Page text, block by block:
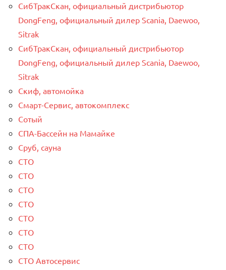
СибТракСкан, официальный дистрибьютор
DongFeng, официальный дилер Scania, Daewoo,
Sitrak
СибТракСкан, официальный дистрибьютор
DongFeng, официальный дилер Scania, Daewoo,
Sitrak
Скиф, автомойка
Смарт-Сервис, автокомплекс
Сотый
СПА-Бассейн на Мамайке
Сруб, сауна
СТО
СТО
СТО
СТО
СТО
СТО
СТО
СТО Автосервис